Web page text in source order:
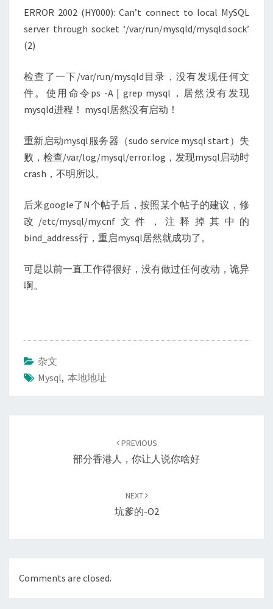
ERROR 2002 (HY000): Can’t connect to local MySQL
server through socket ‘/var/run/mysqld/mysqld.sock’
(2)
检查了一下/var/run/mysqld目录，没有发现任何文
件。使用命令ps -A | grep mysql，居然没有发现
mysqld进程！ mysql居然没有启动！
重新启动mysql服务器（sudo service mysql start）失
败，检查/var/log/mysql/error.log，发现mysql启动时
crash，不明所以。
后来google了N个帖子后，按照某个帖子的建议，修
改/etc/mysql/my.cnf文件，注释掉其中的
bind_address行，重启mysql居然就成功了。
可是以前一直工作得很好，没有做过任何改动，诡异
啊。
杂文
Mysql, 本地地址
PREVIOUS
部分香港人，你让人说你啥好
NEXT
坑爹的-O2
Comments are closed.